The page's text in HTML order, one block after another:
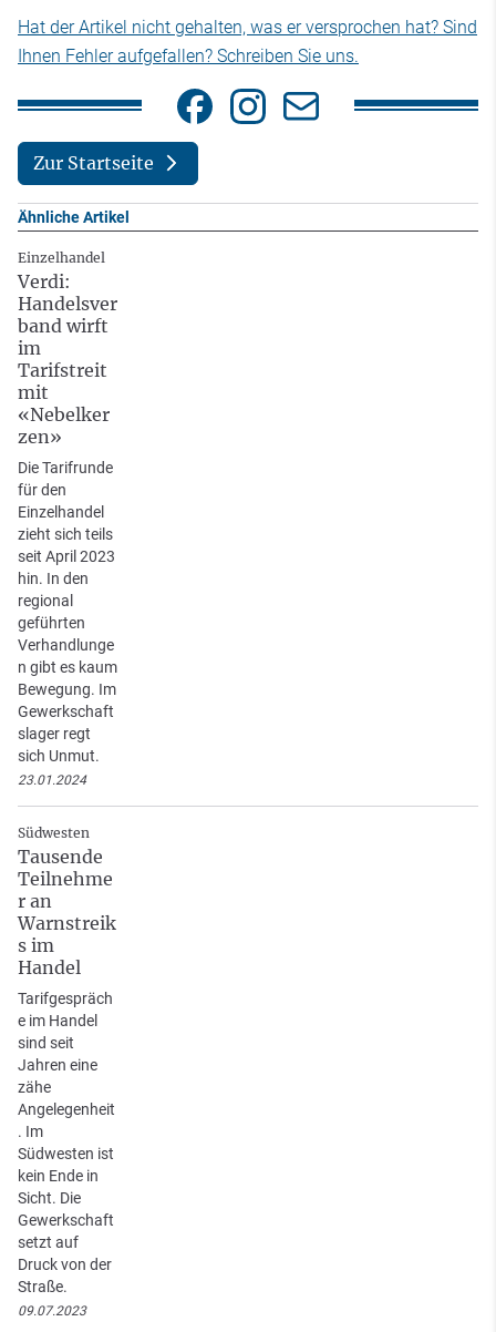
Hat der Artikel nicht gehalten, was er versprochen hat? Sind
Ihnen Fehler aufgefallen? Schreiben Sie uns.
Zur Startseite
Ähnliche Artikel
Einzelhandel
Verdi:
Handelsver
band wirft
im
Tarifstreit
mit
«Nebelker
zen»
Die Tarifrunde
für den
Einzelhandel
zieht sich teils
seit April 2023
hin. In den
regional
geführten
Verhandlunge
n gibt es kaum
Bewegung. Im
Gewerkschaft
slager regt
sich Unmut.
23.01.2024
Südwesten
Tausende
Teilnehme
r an
Warnstreik
s im
Handel
Tarifgespräch
e im Handel
sind seit
Jahren eine
zähe
Angelegenheit
. Im
Südwesten ist
kein Ende in
Sicht. Die
Gewerkschaft
setzt auf
Druck von der
Straße.
09.07.2023